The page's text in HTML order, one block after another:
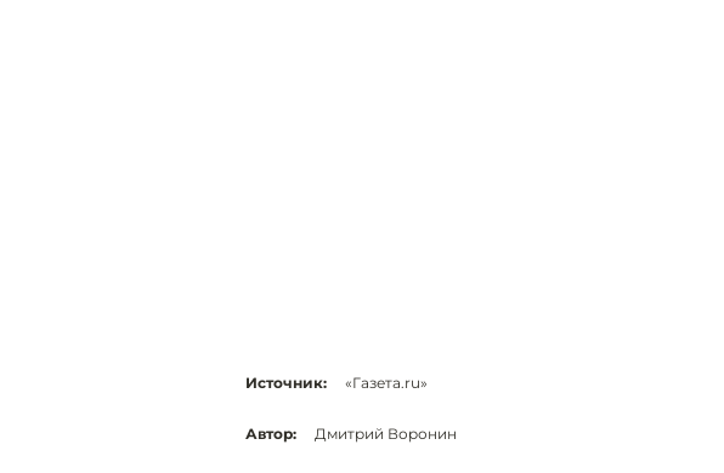
Источник: «Газета.ru»
Автор: Дмитрий Воронин